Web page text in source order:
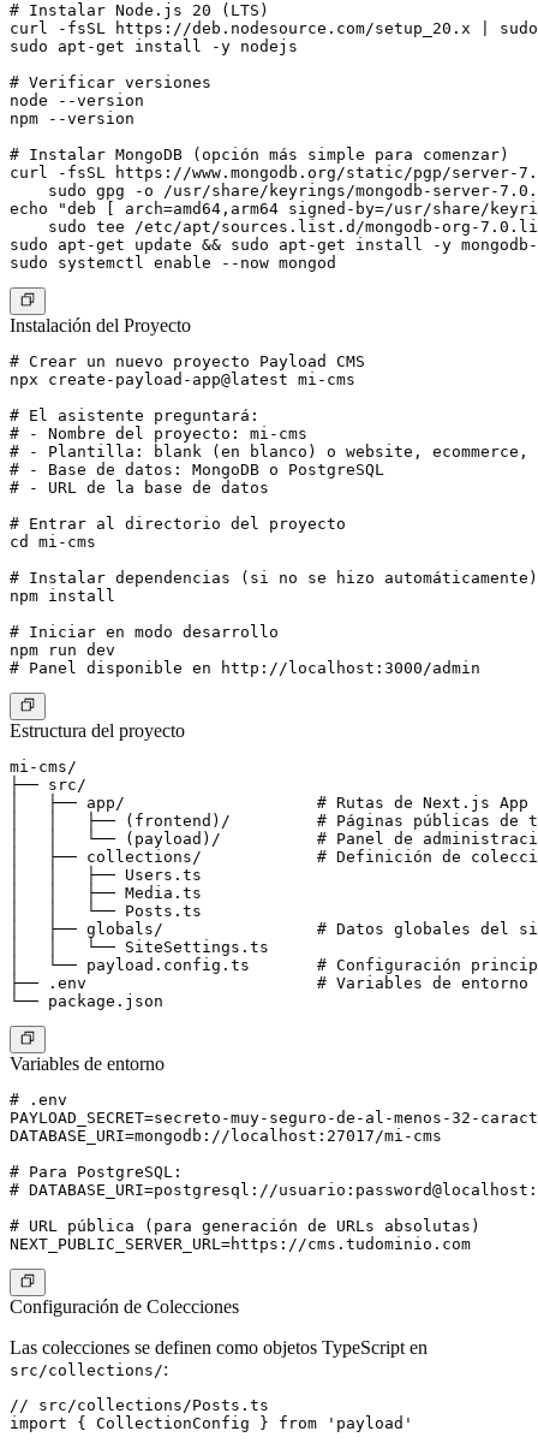
# Instalar Node.js 20 (LTS)
curl -fsSL https://deb.nodesource.com/setup_20.x |
sudo apt-get install -y nodejs
# Verificar versiones
node --version
npm --version
# Instalar MongoDB (opción más simple para comenzar)
curl -fsSL https://www.mongodb.org/static/pgp/server-
sudo gpg -o /usr/share/keyrings/mongodb-server-
echo "deb [ arch=amd64,arm64 signed-by=/usr/share/
sudo tee /etc/apt/sources.list.d/mongodb-org-
sudo apt-get update && sudo apt-get install -y
Instalación del Proyecto
# Crear un nuevo proyecto Payload CMS
npx create-payload-app@latest mi-cms
# El asistente preguntará:
# - Nombre del proyecto: mi-cms
# - Plantilla: blank (en blanco) o website,
# - Base de datos: MongoDB o PostgreSQL
# - URL de la base de datos
# Entrar al directorio del proyecto
cd mi-cms
# Instalar dependencias (si no se hizo automáticamente)
npm install
# Iniciar en modo desarrollo
npm run dev
Estructura del proyecto
mi-cms/
├── src/
│   ├── app/                    # Rutas de Next.js App
│   │   ├── (frontend)/         # Páginas públicas de
│   │   └── (payload)/          # Panel de
│   ├── collections/            # Definición de
│   │   ├── Users.ts
│   │   ├── Media.ts
│   │   └── Posts.ts
│   ├── globals/                # Datos globales del
│   │   └── SiteSettings.ts
│   └── payload.config.ts       # Configuración
├── .env                        # Variables de entorno
Variables de entorno
# .env
PAYLOAD_SECRET=secreto-muy-seguro-de-al-menos-32-
DATABASE_URI=mongodb://localhost:27017/mi-cms
# Para PostgreSQL:
# DATABASE_URI=postgresql://
# URL pública (para generación de URLs absolutas)
Configuración de Colecciones
Las colecciones se definen como objetos TypeScript en
src/collections/:
// src/collections/Posts.ts
import { CollectionConfig } from 'payload'